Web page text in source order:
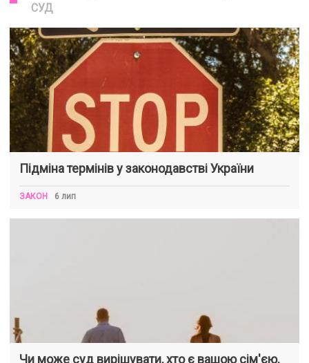
СУД
Підміна термінів у законодавстві України
ЗАКОН 6 лип
Чи може суд вирішувати, хто є вашою сім'єю,